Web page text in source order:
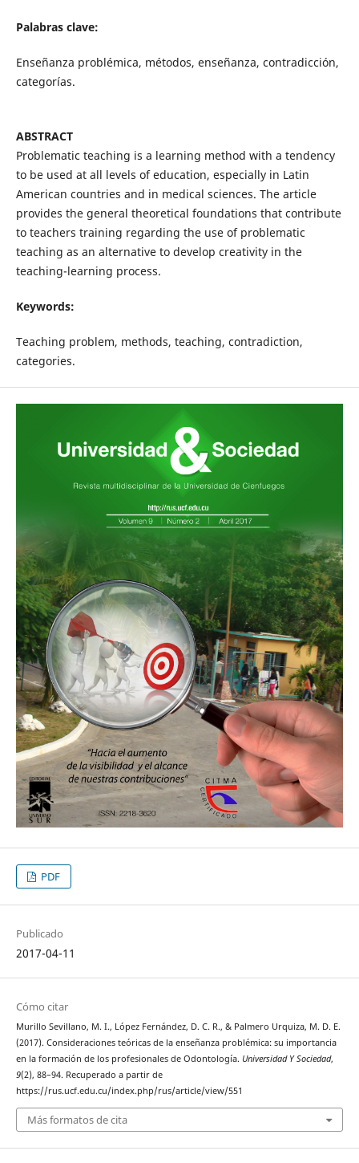
Palabras clave:
Enseñanza problémica, métodos, enseñanza, contradicción,
categorías.
ABSTRACT
Problematic teaching is a learning method with a tendency
to be used at all levels of education, especially in Latin
American countries and in medical sciences. The article
provides the general theoretical foundations that contribute
to teachers training regarding the use of problematic
teaching as an alternative to develop creativity in the
teaching-learning process.
Keywords:
Teaching problem, methods, teaching, contradiction,
categories.
PDF
Publicado
2017-04-11
Cómo citar
Murillo Sevillano, M. I., López Fernández, D. C. R., & Palmero Urquiza, M. D. E.
(2017). Consideraciones teóricas de la enseñanza problémica: su importancia
en la formación de los profesionales de Odontología. Universidad Y Sociedad,
9(2), 88–94. Recuperado a partir de
https://rus.ucf.edu.cu/index.php/rus/article/view/551
Más formatos de cita